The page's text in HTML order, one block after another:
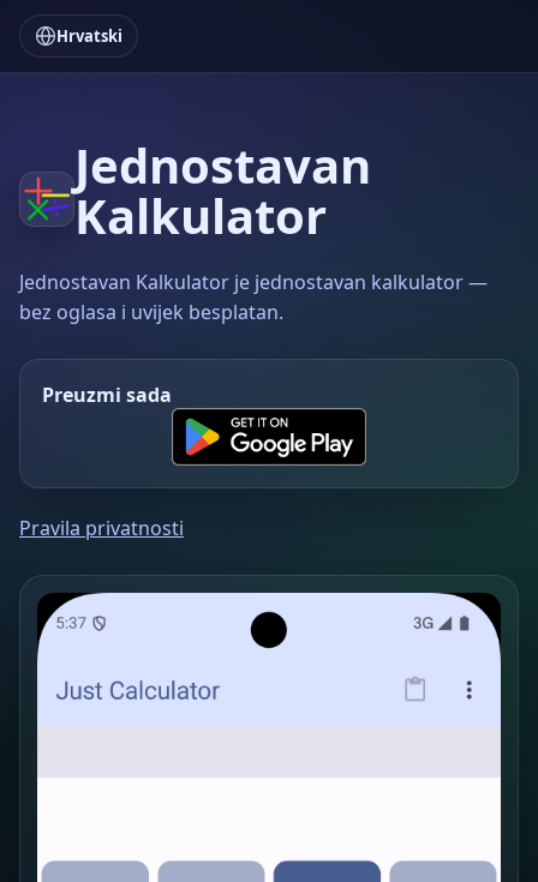
Hrvatski
Jednostavan
Kalkulator
Jednostavan Kalkulator je jednostavan kalkulator —
bez oglasa i uvijek besplatan.
Preuzmi sada
Pravila privatnosti